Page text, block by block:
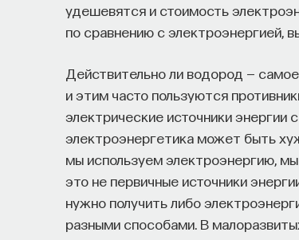
удешевятся и стоимость
по сравнению с электроэнергией,
Действительно ли водород —
и этим часто пользуются
электрические источники энергии
электроэнергетика может быть
мы используем электроэнергию,
это не первичные источники
нужно получить либо
разными способами. В